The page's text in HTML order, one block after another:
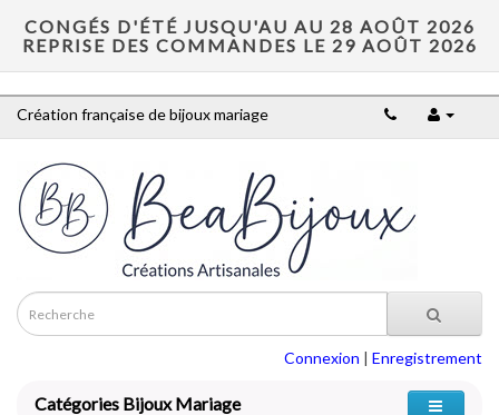
CONGÉS D'ÉTÉ JUSQU'AU AU 28 AOÛT 2026
REPRISE DES COMMANDES LE 29 AOÛT 2026
Création française de bijoux mariage
Connexion | Enregistrement
Catégories Bijoux Mariage